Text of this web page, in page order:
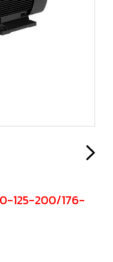
125-200/176-